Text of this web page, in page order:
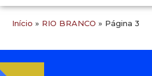
Início » RIO BRANCO » Página 3